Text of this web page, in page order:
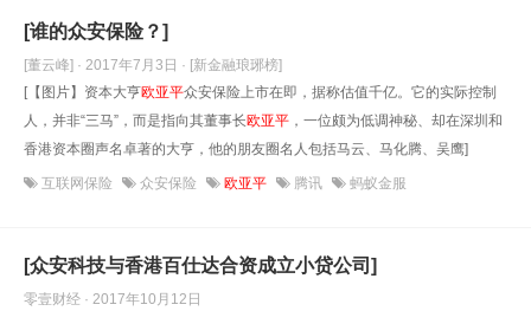
[谁的众安保险？]
[董云峰] · 2017年7月3日 · [新金融琅琊榜]
[【图片】资本大亨欧亚平众安保险上市在即，据称估值千亿。它的实际控制
人，并非“三马”，而是指向其董事长欧亚平 ，一位颇为低调神秘、却在深圳和
香港资本圈声名卓著的大亨，他的朋友圈名人包括马云、马化腾、吴鹰]
互联网保险 众安保险 欧亚平 腾讯 蚂蚁金服
[众安科技与香港百仕达合资成立小贷公司]
零壹财经 · 2017年10月12日